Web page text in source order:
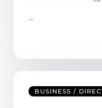
BUSINESS /